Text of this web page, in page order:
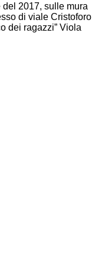
del 2017, sulle mura
di viale Cristoforo
dei ragazzi” Viola